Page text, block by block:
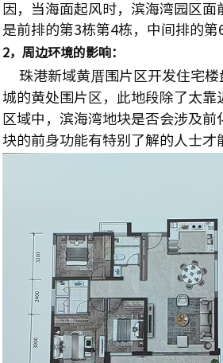
因，当海面起风时，滨海湾园区
是前排的第3栋第4栋，中间排的
2，周边环境的影响：
珠港新域黄厝围片区开发住宅楼
城的黄处围片区，此地段除了太
区域中，滨海湾地块是否会涉及
块的前身功能有特别了解的人士才